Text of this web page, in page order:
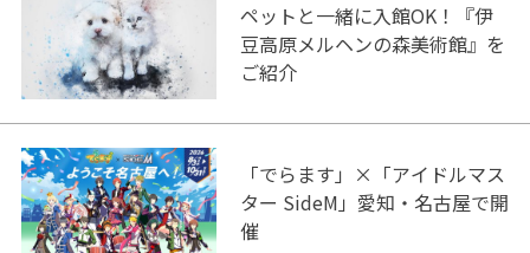
ペットと一緒に入館OK！『伊
豆高原メルヘンの森美術館』を
ご紹介
「でらます」×「アイドルマス
ター SideM」愛知・名古屋で開
催